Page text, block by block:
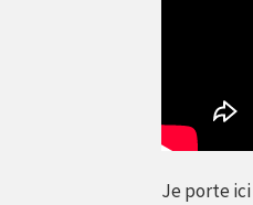
Je porte ici